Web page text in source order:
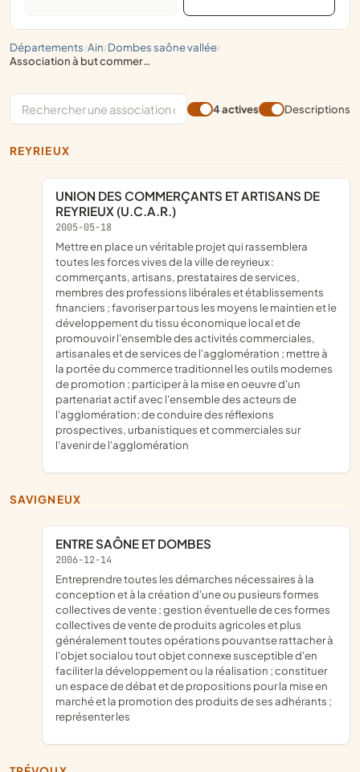
départements/ ain/ dombes saône vallée/
association à but commercial, développement économique
4 actives Descriptions
REYRIEUX
UNION DES COMMERÇANTS ET ARTISANS DE
REYRIEUX (U.C.A.R.)
2005-05-18
mettre en place un véritable projet qui rassemblera
toutes les forces vives de la ville de reyrieux :
commerçants, artisans, prestataires de services,
membres des professions libérales et établissements
financiers ; favoriser par tous les moyens le maintien et le
développement du tissu économique local et de
promouvoir l'ensemble des activités commerciales,
artisanales et de services de l'agglomération ; mettre à
la portée du commerce traditionnel les outils modernes
de promotion ; participer à la mise en oeuvre d'un
partenariat actif avec l'ensemble des acteurs de
l'agglomération; de conduire des réflexions
prospectives, urbanistiques et commerciales sur
l'avenir de l'agglomération
SAVIGNEUX
ENTRE SAÔNE ET DOMBES
2006-12-14
entreprendre toutes les démarches nécessaires à la
conception et à la création d'une ou pusieurs formes
collectives de vente ; gestion éventuelle de ces formes
collectives de vente de produits agricoles et plus
généralement toutes opérations pouvantse rattacher à
l'objet socialou tout objet connexe susceptible d'en
faciliter la développement ou la réalisation ; constituer
un espace de débat et de propositions pour la mise en
marché et la promotion des produits de ses adhérants ;
représenter les